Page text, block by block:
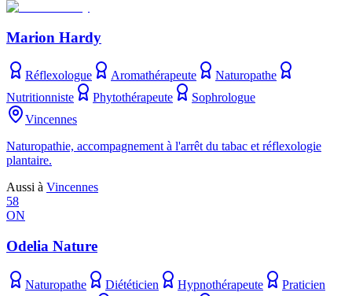
Marion Hardy
Réflexologue Aromathérapeute
Naturopathe
Nutritionniste
Phytothérapeute
Sophrologue
Vincennes
Naturopathie, accompagnement à l'arrêt du tabac et réflexologie
plantaire.
Aussi à Vincennes
58
ON
Odelia Nature
Naturopathe Diététicien Hypnothérapeute
Praticien